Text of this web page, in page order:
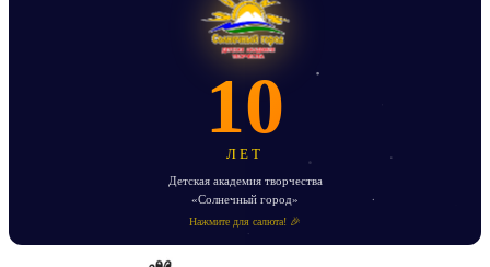
10
ЛЕТ
Детская академия творчества
«Солнечный город»
Нажмите для салюта! 🎉